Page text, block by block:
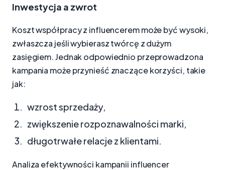
Inwestycja a zwrot
Koszt współpracy z influencerem może być wysoki,
zwłaszcza jeśli wybierasz twórcę z dużym
zasięgiem. Jednak odpowiednio przeprowadzona
kampania może przynieść znaczące korzyści, takie
jak:
wzrost sprzedaży,
zwiększenie rozpoznawalności marki,
długotrwałe relacje z klientami.
Analiza efektywności kampanii influencer